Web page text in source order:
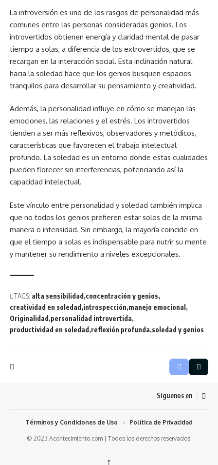
La introversión es uno de los rasgos de personalidad más
comunes entre las personas consideradas genios. Los
introvertidos obtienen energía y claridad mental de pasar
tiempo a solas, a diferencia de los extrovertidos, que se
recargan en la interacción social. Esta inclinación natural
hacia la soledad hace que los genios busquen espacios
tranquilos para desarrollar su pensamiento y creatividad.
Además, la personalidad influye en cómo se manejan las
emociones, las relaciones y el estrés. Los introvertidos
tienden a ser más reflexivos, observadores y metódicos,
características que favorecen el trabajo intelectual
profundo. La soledad es un entorno donde estas cualidades
pueden florecer sin interferencias, potenciando así la
capacidad intelectual.
Este vínculo entre personalidad y soledad también implica
que no todos los genios prefieren estar solos de la misma
manera o intensidad. Sin embargo, la mayoría coincide en
que el tiempo a solas es indispensable para nutrir su mente
y mantener su rendimiento a niveles excepcionales.
TAGS: alta sensibilidad concentración y genios
creatividad en soledad introspección manejo emocional
Originalidad personalidad introvertida
productividad en soledad reflexión profunda soledad y genios
Síguenos en
© 2023 Acontecimiento.com | Todos los derechos reservados.
Términos y Condiciones de Uso Política de Privacidad
↑